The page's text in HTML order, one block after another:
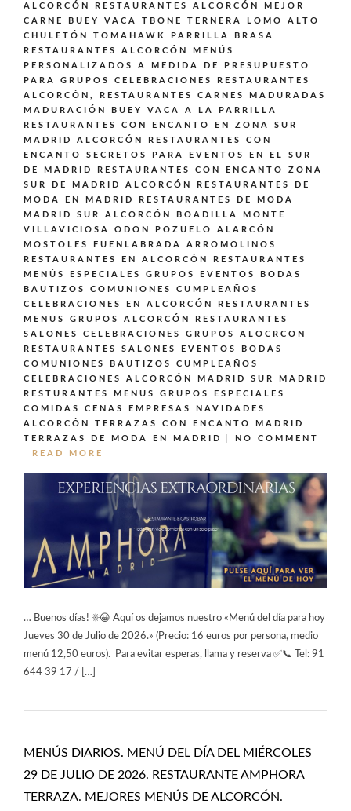
ALCORCÓN
RESTAURANTES ALCORCÓN MEJOR
CARNE BUEY VACA TBONE TERNERA LOMO ALTO
CHULETÓN TOMAHAWK PARRILLA BRASA
RESTAURANTES ALCORCÓN MENÚS
PERSONALIZADOS A MEDIDA DE PRESUPUESTO
PARA GRUPOS CELEBRACIONES
RESTAURANTES
ALCORCÓN,
RESTAURANTES CARNES MADURADAS
MADURACIÓN BUEY VACA A LA PARRILLA
RESTAURANTES CON ENCANTO EN ZONA SUR
MADRID ALCORCÓN
RESTAURANTES CON
ENCANTO SECRETOS PARA EVENTOS EN EL SUR
DE MADRID
RESTAURANTES CON ENCANTO ZONA
SUR DE MADRID ALCORCÓN
RESTAURANTES DE
MODA EN MADRID
RESTAURANTES DE MODA
MADRID SUR ALCORCÓN BOADILLA MONTE
VILLAVICIOSA ODON POZUELO ALARCÓN
MOSTOLES FUENLABRADA ARROMOLINOS
RESTAURANTES EN ALCORCÓN
RESTAURANTES
MENÚS ESPECIALES GRUPOS EVENTOS BODAS
BAUTIZOS COMUNIONES CUMPLEAÑOS
CELEBRACIONES EN ALCORCÓN
RESTAURANTES
MENUS GRUPOS ALCORCÓN
RESTAURANTES
SALONES CELEBRACIONES GRUPOS ALOCRCON
RESTAURANTES SALONES EVENTOS BODAS
COMUNIONES BAUTIZOS CUMPLEAÑOS
CELEBRACIONES ALCORCÓN MADRID SUR MADRID
RESTURANTES MENUS GRUPOS ESPECIALES
COMIDAS CENAS EMPRESAS NAVIDADES
ALCORCÓN
TERRAZAS CON ENCANTO MADRID
TERRAZAS DE MODA EN MADRID
NO COMMENT
READ MORE
… Buenos días! ☀️😀 Aquí os dejamos nuestro «Menú del día para hoy
Jueves 30 de Julio de 2026.» (Precio: 16 euros por persona, medio
menú 12,50 euros). Para evitar esperas, llama y reserva ✅📞 Tel: 91
644 39 17 / […]
MENÚS DIARIOS. MENÚ DEL DÍA DEL MIÉRCOLES
29 DE JULIO DE 2026. RESTAURANTE AMPHORA
TERRAZA. MEJORES MENÚS DE ALCORCÓN.